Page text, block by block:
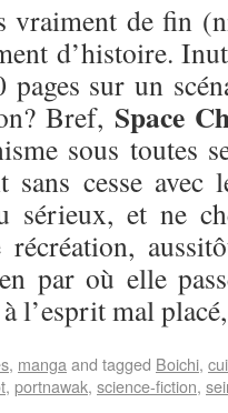
vraiment de fin
d’histoire.
pages sur un
Bref, Space
sous toutes
cesse avec
sérieux, et ne
par où elle
l’esprit mal
, manga and tagged Boichi,
, portnawak, science-fiction,